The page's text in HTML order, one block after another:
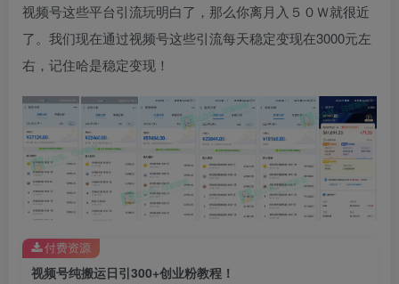
视频号这些平台引流玩明白了，那么你离月入５０Ｗ就很近
了。我们现在通过视频号这些引流每天稳定变现在3000元左
右，记住哈是稳定变现！
视频号纯搬运日引300+创业粉教程！
付费资源